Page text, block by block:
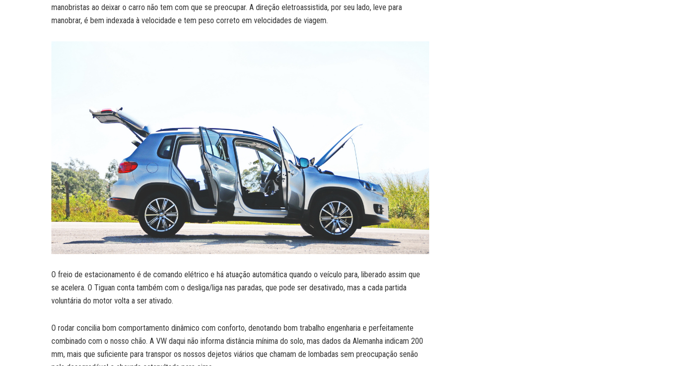
manobristas ao deixar o carro não tem com que se preocupar. A direção eletroassistida, por seu lado, leve para
manobrar, é bem indexada à velocidade e tem peso correto em velocidades de viagem.
O freio de estacionamento é de comando elétrico e há atuação automática quando o veículo para, liberado assim que
se acelera. O Tiguan conta também com o desliga/liga nas paradas, que pode ser desativado, mas a cada partida
voluntária do motor volta a ser ativado.
O rodar concilia bom comportamento dinâmico com conforto, denotando bom trabalho engenharia e perfeitamente
combinado com o nosso chão. A VW daqui não informa distância mínima do solo, mas dados da Alemanha indicam 200
mm, mais que suficiente para transpor os nossos dejetos viários que chamam de lombadas sem preocupação senão